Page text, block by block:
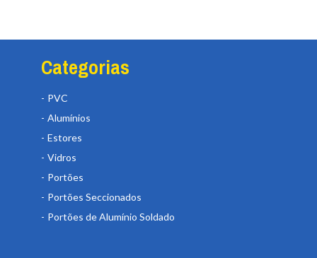
Categorias
PVC
Alumínios
Estores
Vidros
Portões
Portões Seccionados
Portões de Alumínio Soldado